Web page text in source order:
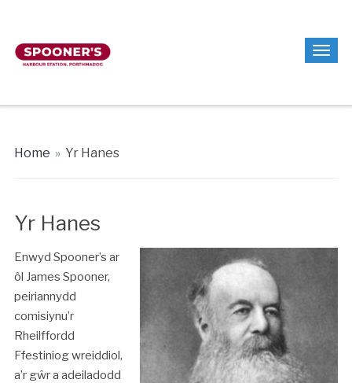
Home » Yr Hanes
Yr Hanes
Enwyd Spooner’s ar
ôl James Spooner,
peiriannydd
comisiynu’r
Rheilffordd
Ffestiniog wreiddiol,
a’r gŵr a adeiladodd